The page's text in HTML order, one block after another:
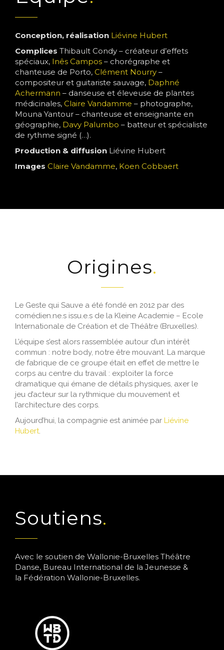
Conception, réalisation Liévine Hubert
Complices Thibault Condy – créateur d’effets
spéciaux, Inês Campos – chorégraphe et
chanteuse de Porto, Clément Nourry –
compositeur et guitariste sauvage, Daphné
Achermann – danseuse et éleveuse de plantes
médicinales, Claire Vandamme – photographe,
Mouna Yantour – chanteuse et enseignante en
géographie, Davy Palumbo – batteur et spécialiste
de rythme signé (…).
Production & diffusion Liévine Hubert
Images Claire Vandamme, Koen Cobbaert
Origines
Le Geste qui Sauve a été fondé en 2012 par des
comédien.ne.s issu.e.s de la Kleine Academie – Ecole
Internationale de Création et de Théâtre (Bruxelles).
L’équipe s’est alors rassemblée autour d’un intérêt
commun : notre body, notre être mouvant. La marque
de fabrique de ce groupe était en effet de mettre le
corps au centre du travail : exploiter la force
dramatique qui émane de détails physiques, axer le
jeu d’acteur sur la rythmique du mouvement et
l’architecture des corps.
Aujourd’hui, la compagnie est animée par Liévine
Hubert.
Soutiens
Avec le soutien de Wallonie-Bruxelles Théâtre
Danse, Bureau International de la Jeunesse &
la Fédération Wallonie-Bruxelles.